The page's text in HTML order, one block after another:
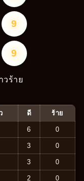
9
9
ร้าย
ดี ร้าย
6 0
3 0
3 0
2 0